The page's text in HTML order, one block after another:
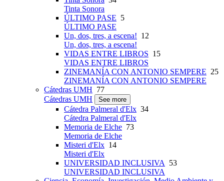
Tinta Sonora
ÚLTIMO PASE 5
ÚLTIMO PASE
Un, dos, tres, a escena! 12
Un, dos, tres, a escena!
VIDAS ENTRE LIBROS 15
VIDAS ENTRE LIBROS
ZINEMANÍA CON ANTONIO SEMPERE 25
ZINEMANÍA CON ANTONIO SEMPERE
Cátedras UMH 77
Cátedras UMH
See more
Cátedra Palmeral d'Elx 34
Cátedra Palmeral d'Elx
Memoria de Elche 73
Memoria de Elche
Misteri d'Elx 14
Misteri d'Elx
UNIVERSIDAD INCLUSIVA 53
UNIVERSIDAD INCLUSIVA